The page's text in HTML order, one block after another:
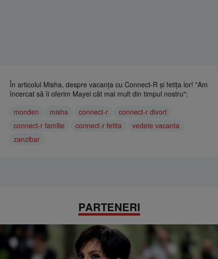
În articolul Misha, despre vacanţa cu Connect-R şi fetiţa lor! "Am
încercat să îi oferim Mayei cât mai mult din timpul nostru":
monden
misha connect-r
connect-r divort
connect-r familie
connect-r fetita
vedete vacanta
zanzibar
PARTENERI